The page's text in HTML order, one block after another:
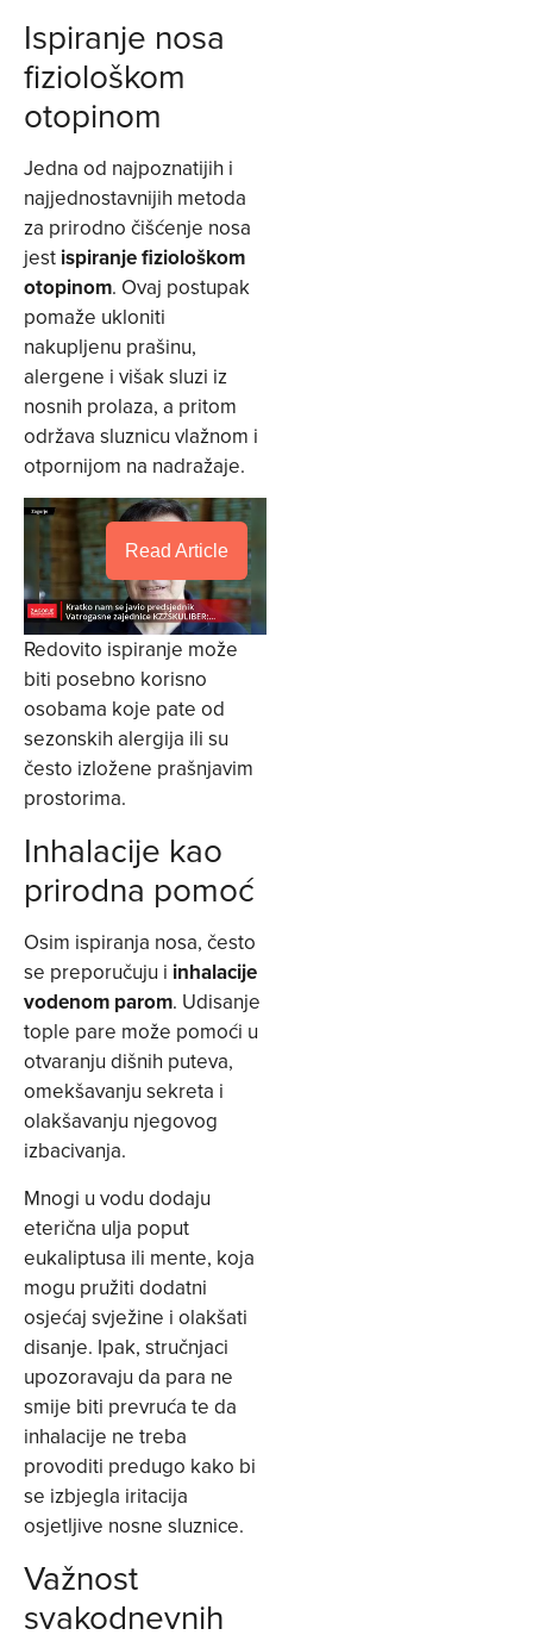
Ispiranje nosa
fiziološkom
otopinom
Jedna od najpoznatijih i
najjednostavnijih metoda
za prirodno čišćenje nosa
jest ispiranje fiziološkom
otopinom. Ovaj postupak
pomaže ukloniti
nakupljenu prašinu,
alergene i višak sluzi iz
nosnih prolaza, a pritom
održava sluznicu vlažnom i
otpornijom na nadražaje.
Read Article
Redovito ispiranje može
biti posebno korisno
osobama koje pate od
sezonskih alergija ili su
često izložene prašnjavim
prostorima.
Inhalacije kao
prirodna pomoć
Osim ispiranja nosa, često
se preporučuju i inhalacije
vodenom parom. Udisanje
tople pare može pomoći u
otvaranju dišnih puteva,
omekšavanju sekreta i
olakšavanju njegovog
izbacivanja.
Mnogi u vodu dodaju
eterična ulja poput
eukaliptusa ili mente, koja
mogu pružiti dodatni
osjećaj svježine i olakšati
disanje. Ipak, stručnjaci
upozoravaju da para ne
smije biti prevruća te da
inhalacije ne treba
provoditi predugo kako bi
se izbjegla iritacija
osjetljive nosne sluznice.
Važnost
svakodnevnih